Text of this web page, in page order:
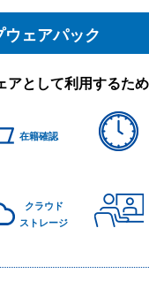
ウェアパック
として利用するた
在籍確認
クラウド
ストレージ